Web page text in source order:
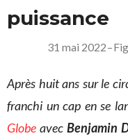
puissance
31 mai 2022–
Après huit ans sur le
franchi un cap en se
Globe avec Benjamin